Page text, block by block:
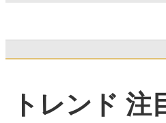
トレンド 注